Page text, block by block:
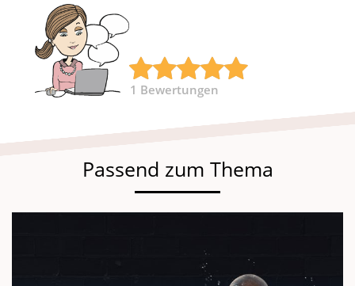
1 Bewertungen
Passend zum Thema